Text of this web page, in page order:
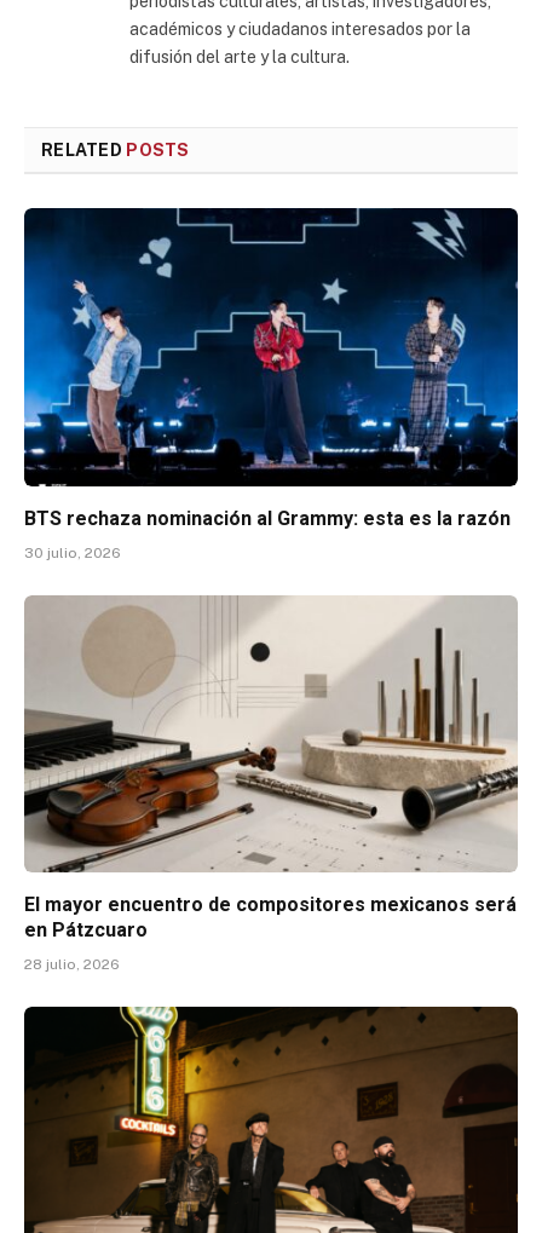
académicos y ciudadanos interesados por la
difusión del arte y la cultura.
RELATED POSTS
BTS rechaza nominación al Grammy: esta es la razón
30 julio, 2026
El mayor encuentro de compositores mexicanos será
en Pátzcuaro
28 julio, 2026